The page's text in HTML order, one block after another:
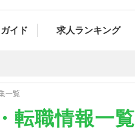
イド 求人ランキング
一覧
転職情報一覧